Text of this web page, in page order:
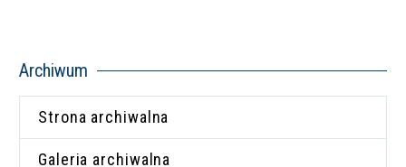
Archiwum
Strona archiwalna
Galeria archiwalna